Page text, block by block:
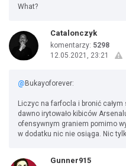
What?
Catalonczyk
komentarzy: 5298
12.05.2021, 23:21
@ Bukayoforever:
Liczyc na farfocla i bronić całym
dawno irytowało kibiców
ofensywnym graniem pomimo
w dodatku nic nie osiąga. Nic
Gunner915